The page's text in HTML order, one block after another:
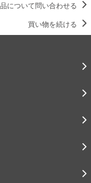
について問い合わせる
買い物を続ける